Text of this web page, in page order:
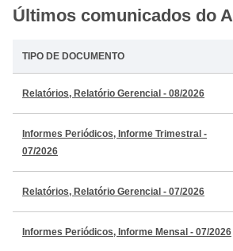
Últimos comunicados do
TIPO DE DOCUMENTO
Relatórios, Relatório Gerencial - 08/2026
Informes Periódicos, Informe Trimestral -
07/2026
Relatórios, Relatório Gerencial - 07/2026
Informes Periódicos, Informe Mensal - 07/2026